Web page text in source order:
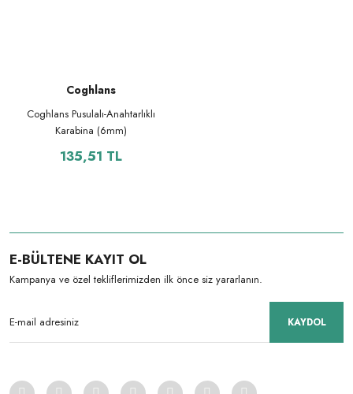
Coghlans
Coghlans Pusulalı-Anahtarlıklı
Karabina (6mm)
135,51 TL
E-BÜLTENE KAYIT OL
Kampanya ve özel tekliflerimizden ilk önce siz yararlanın.
KAYDOL